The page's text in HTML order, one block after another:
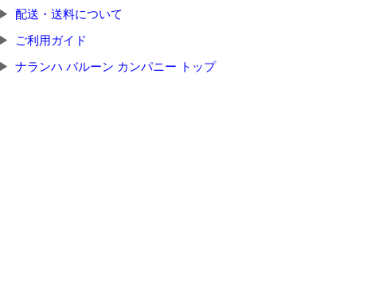
配送・送料について
ご利用ガイド
ナランハ バルーン カンパニー トップ